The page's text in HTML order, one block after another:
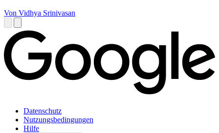
Von Vidhya Srinivasan
Datenschutz
Nutzungsbedingungen
Hilfe